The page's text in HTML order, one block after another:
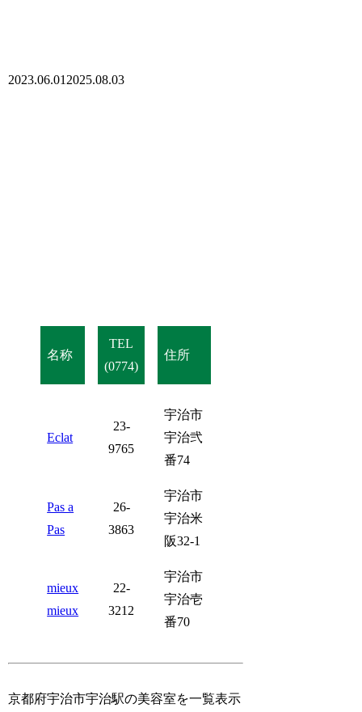
2023.06.01 2025.08.03
名称
TEL
(0774)
住所
Eclat
23-
9765
宇治市
宇治弐
番74
Pas a
Pas
26-
3863
宇治市
宇治米
阪32-1
mieux
mieux
22-
3212
宇治市
宇治壱
番70
京都府宇治市宇治駅の美容室を一覧表示